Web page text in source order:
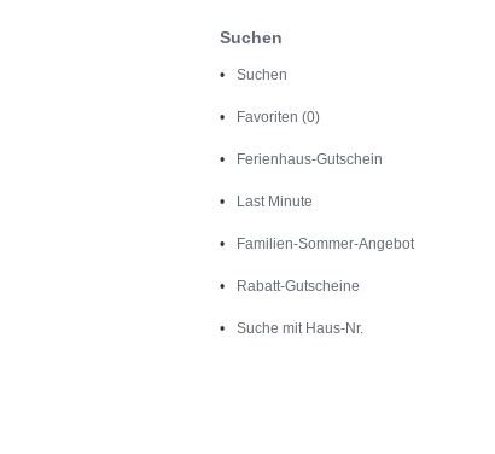
Suchen
Suchen
Favoriten (0)
Ferienhaus-Gutschein
Last Minute
Familien-Sommer-Angebot
Rabatt-Gutscheine
Suche mit Haus-Nr.